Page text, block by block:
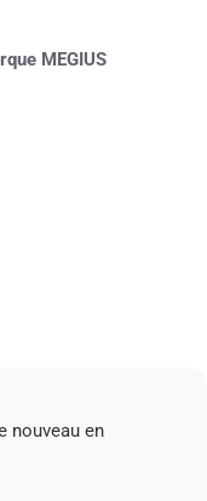
MEGIUS
nouveau en